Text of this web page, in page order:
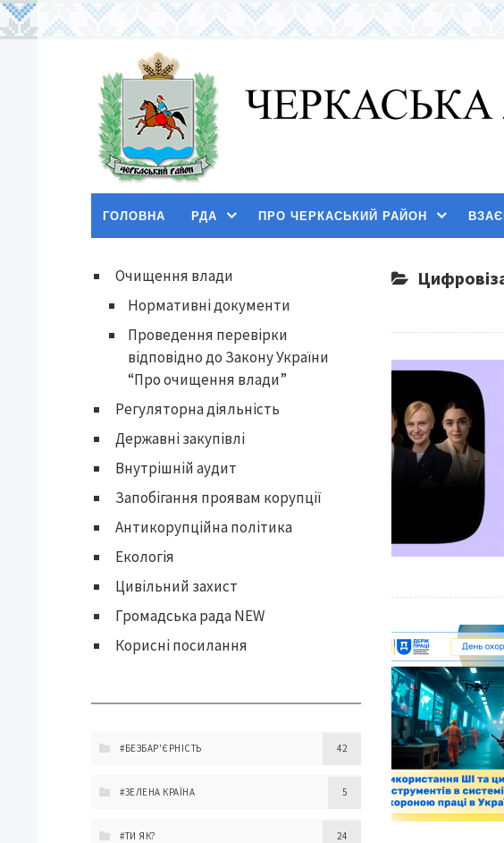
ГОЛОВНА РДА ПРО ЧЕРКАСЬКИЙ РАЙОН
Очищення влади
Нормативні документи
Проведення перевірки
відповідно до Закону України
“Про очищення влади”
Регуляторна діяльність
Державні закупівлі
Внутрішній аудит
Запобігання проявам корупції
Антикорупційна політика
Екологія
Цивільний захист
Громадська рада NEW
Корисні посилання
#БЕЗБАР'ЄРНІСТЬ 42
#ЗЕЛЕНА КРАЇНА 5
#ТИ ЯК? 24